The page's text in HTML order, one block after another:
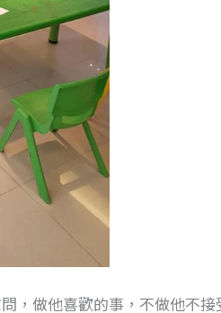
，做他喜歡的事，不做他不